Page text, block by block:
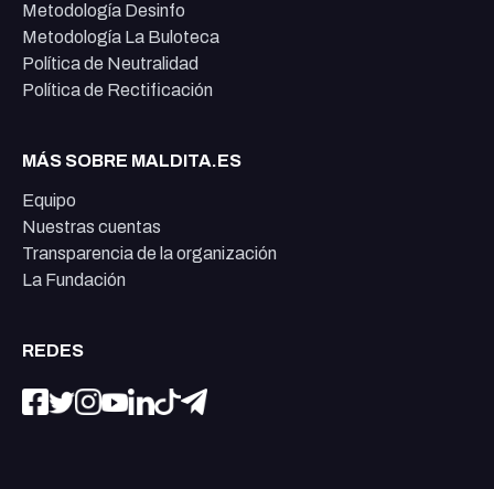
Metodología Desinfo
Metodología La Buloteca
Política de Neutralidad
Política de Rectificación
MÁS SOBRE MALDITA.ES
Equipo
Nuestras cuentas
Transparencia de la organización
La Fundación
REDES